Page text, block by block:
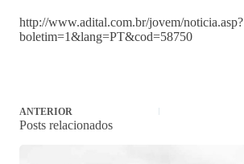
http://www.adital.com.br/jovem/noticia.asp?
boletim=1&lang=PT&cod=58750
ANTERIOR
Posts relacionados